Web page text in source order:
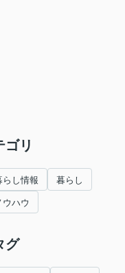
ゴリ
らし情報 暮らし
ウハウ
グ